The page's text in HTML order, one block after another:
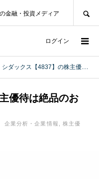
金融・投資メディア
ログイン
シダックス【4837】の株主優待は絶品のお酢やワインが楽しめる！
優待は絶品のお
企業分析・企業情報
株主優